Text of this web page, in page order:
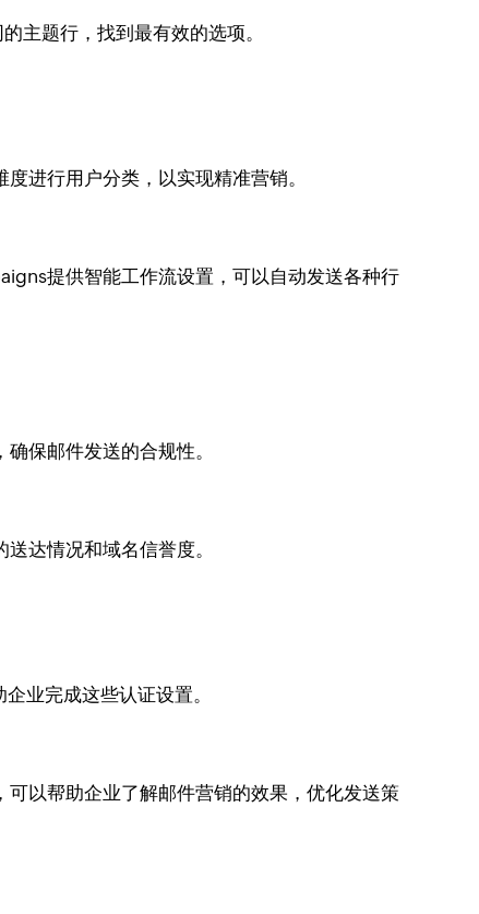
主题行，找到最有效的选项。
进行用户分类，以实现精准营销。
提供智能工作流设置，可以自动发送各种行
保邮件发送的合规性。
达情况和域名信誉度。
业完成这些认证设置。
以帮助企业了解邮件营销的效果，优化发送策